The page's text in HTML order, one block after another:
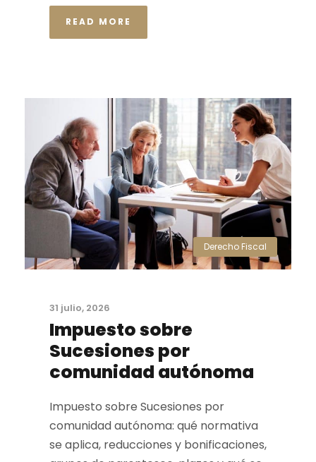
READ MORE
Derecho Fiscal
31 julio, 2026
Impuesto sobre
Sucesiones por
comunidad autónoma
Impuesto sobre Sucesiones por
comunidad autónoma: qué normativa
se aplica, reducciones y bonificaciones,